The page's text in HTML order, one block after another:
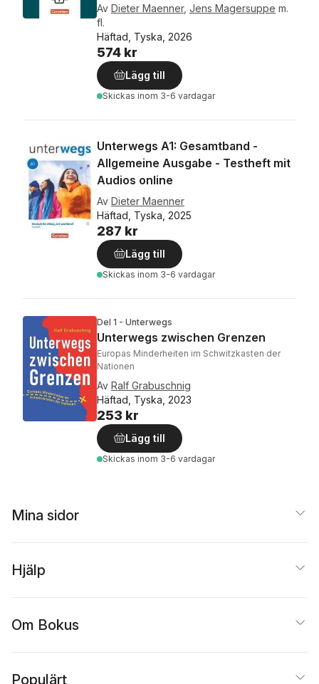
Av Dieter Maenner, Jens Magersuppe m.
fl.
Häftad, Tyska, 2026
574 kr
Lägg till
Skickas inom 3-6 vardagar
Unterwegs A1: Gesamtband -
Allgemeine Ausgabe - Testheft mit
Audios online
Av Dieter Maenner
Häftad, Tyska, 2025
287 kr
Lägg till
Skickas inom 3-6 vardagar
Del 1 - Unterwegs
Unterwegs zwischen Grenzen
Europas Minderheiten im Schwitzkasten der
Nationen
Av Ralf Grabuschnig
Häftad, Tyska, 2023
253 kr
Lägg till
Skickas inom 3-6 vardagar
Mina sidor
Hjälp
Om Bokus
Populärt